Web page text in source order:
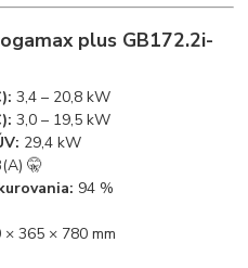
plus GB172.2i-
3,4 – 20,8 kW
3,0 – 19,5 kW
29,4 kW
🤫
94 %
× 365 × 780 mm